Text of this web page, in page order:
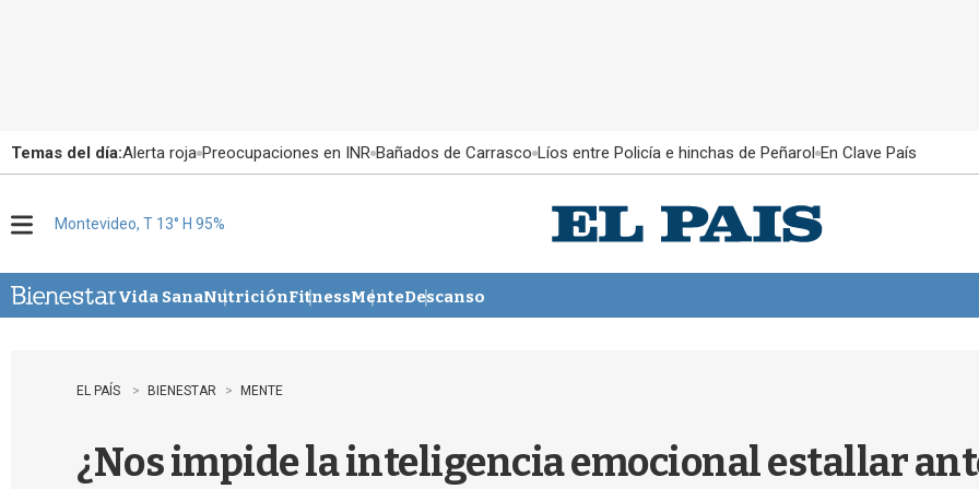
Temas del día:Alerta roja Preocupaciones en INR Bañados de Carrasco Líos entre Policía e hinchas de Peñarol En Clave País
u
Montevideo, T 13° H 95%
Vida SanaNutriciónFitnessMenteDescanso
EL PAÍS BIENESTAR MENTE
¿Nos impide la inteligencia emocional estallar